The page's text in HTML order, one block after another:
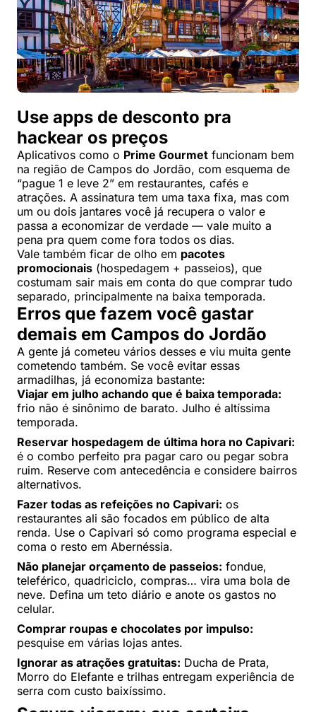
Use apps de desconto pra
hackear os preços
Aplicativos como o Prime Gourmet funcionam bem
na região de Campos do Jordão, com esquema de
“pague 1 e leve 2” em restaurantes, cafés e
atrações. A assinatura tem uma taxa fixa, mas com
um ou dois jantares você já recupera o valor e
passa a economizar de verdade — vale muito a
pena pra quem come fora todos os dias.
Vale também ficar de olho em pacotes
promocionais (hospedagem + passeios), que
costumam sair mais em conta do que comprar tudo
separado, principalmente na baixa temporada.
Erros que fazem você gastar
demais em Campos do Jordão
A gente já cometeu vários desses e viu muita gente
cometendo também. Se você evitar essas
armadilhas, já economiza bastante:
Viajar em julho achando que é baixa temporada:
frio não é sinônimo de barato. Julho é altíssima
temporada.
Reservar hospedagem de última hora no Capivari:
é o combo perfeito pra pagar caro ou pegar sobra
ruim. Reserve com antecedência e considere bairros
alternativos.
Fazer todas as refeições no Capivari: os
restaurantes ali são focados em público de alta
renda. Use o Capivari só como programa especial e
coma o resto em Abernéssia.
Não planejar orçamento de passeios: fondue,
teleférico, quadriciclo, compras… vira uma bola de
neve. Defina um teto diário e anote os gastos no
celular.
Comprar roupas e chocolates por impulso:
pesquise em várias lojas antes.
Ignorar as atrações gratuitas: Ducha de Prata,
Morro do Elefante e trilhas entregam experiência de
serra com custo baixíssimo.